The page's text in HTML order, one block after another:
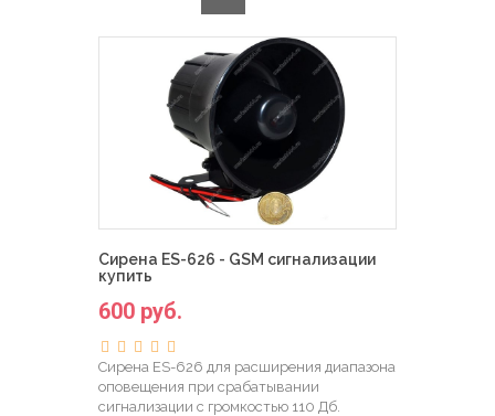
Сирена ES-626 - GSM сигнализации
купить
600 руб.
Сирена ES-626 для расширения диапазона
оповещения при срабатывании
сигнализации с громкостью 110 Дб.